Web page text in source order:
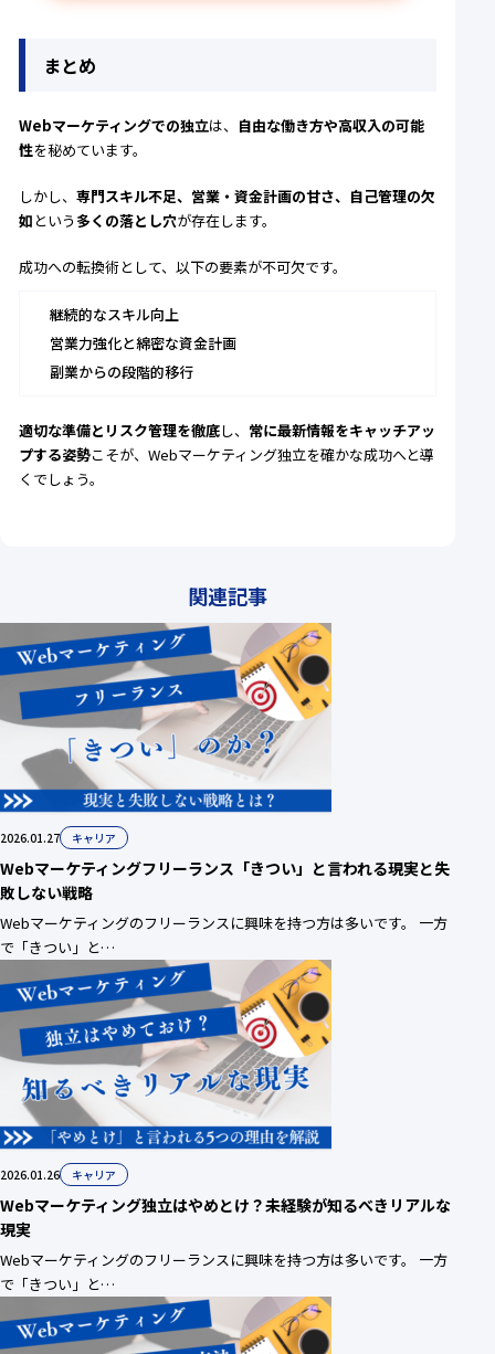
まとめ
Webマーケティングでの独立は、 自由な働き方や高収入の可能
性を秘めています。
しかし、専門スキル不足、営業・資金計画の甘さ、自己管理の欠
如 という 多くの落とし穴が存在します。
成功への転換術として、以下の要素が不可欠です。
継続的なスキル向上
営業力強化と綿密な資金計画
副業からの段階的移行
適切な準備とリスク管理を徹底し、 常に最新情報をキャッチアッ
プする姿勢こそが、Webマーケティング独立を確かな成功へと導
くでしょう。
関連記事
2026.01.27 キャリア
Webマーケティングフリーランス「きつい」と言われる現実と失
敗しない戦略
Webマーケティングのフリーランスに興味を持つ方は多いです。 一方
で「きつい」と…
2026.01.26 キャリア
Webマーケティング独立はやめとけ？未経験が知るべきリアルな
現実
Webマーケティングのフリーランスに興味を持つ方は多いです。 一方
で「きつい」と…